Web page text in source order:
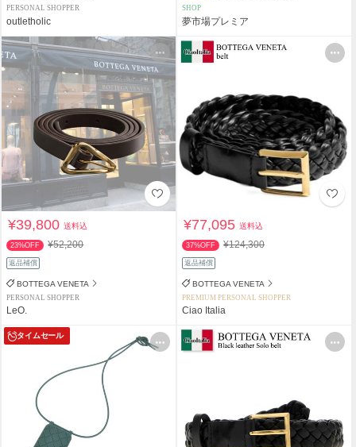
PERSONAL SHOPPER
outletholic
SHOP
夢市場プレミア
¥39,800送料込
23%OFF ¥52,200
返品補償
BOTTEGA VENETA
PERSONAL SHOPPER
LeO.
¥77,095送料込
37%OFF ¥124,300
返品補償
BOTTEGA VENETA
PREMIUM PERSONAL SHOPPER
Ciao Italia
タイムセール